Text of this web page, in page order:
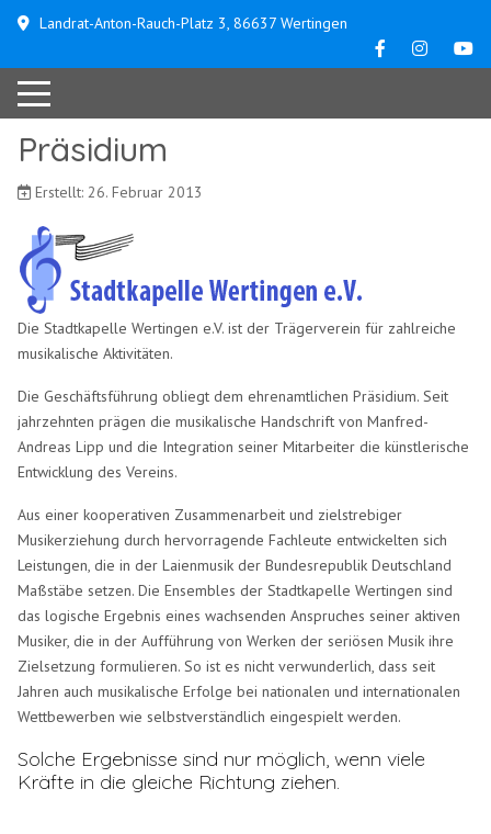
Landrat-Anton-Rauch-Platz 3, 86637 Wertingen
Präsidium
Erstellt: 26. Februar 2013
Die Stadtkapelle Wertingen e.V. ist der Trägerverein für zahlreiche
musikalische Aktivitäten.
Die Geschäftsführung obliegt dem ehrenamtlichen Präsidium. Seit
jahrzehnten prägen die musikalische Handschrift von Manfred-
Andreas Lipp und die Integration seiner Mitarbeiter die künstlerische
Entwicklung des Vereins.
Aus einer kooperativen Zusammenarbeit und zielstrebiger
Musikerziehung durch hervorragende Fachleute entwickelten sich
Leistungen, die in der Laienmusik der Bundesrepublik Deutschland
Maßstäbe setzen. Die Ensembles der Stadtkapelle Wertingen sind
das logische Ergebnis eines wachsenden Anspruches seiner aktiven
Musiker, die in der Aufführung von Werken der seriösen Musik ihre
Zielsetzung formulieren. So ist es nicht verwunderlich, dass seit
Jahren auch musikalische Erfolge bei nationalen und internationalen
Wettbewerben wie selbstverständlich eingespielt werden.
Solche Ergebnisse sind nur möglich, wenn viele
Kräfte in die gleiche Richtung ziehen.